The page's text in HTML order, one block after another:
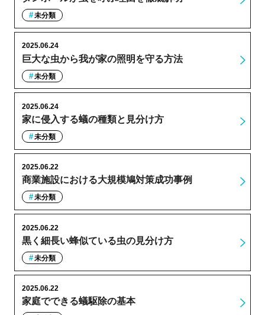
未分類
巨大な虫から我が家の照明を守る方法
2025.06.24
未分類
家に侵入する蟻の種類と見分け方
2025.06.24
未分類
商業施設における大規模鳩対策成功事例
2025.06.22
未分類
黒く細長い蜂似ている虫の見分け方
2025.06.22
未分類
家庭でできる蟻駆除の基本
2025.06.22